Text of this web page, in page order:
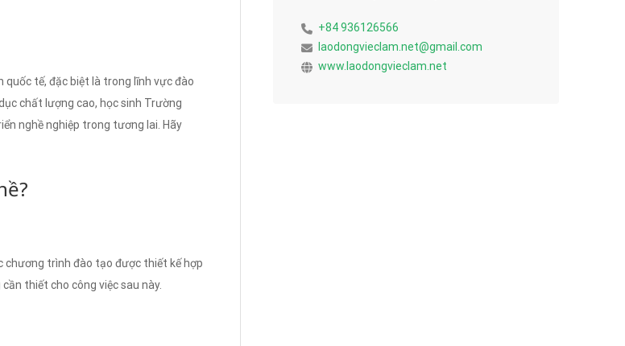
tế, đặc biệt là trong lĩnh vực đào
chất lượng cao, học sinh Trường
nghề nghiệp trong tương lai. Hãy
chương trình đào tạo được thiết kế hợp
thiết cho công việc sau này.
+84 936126566
laodongvieclam.net@gmail.com
www.laodongvieclam.net